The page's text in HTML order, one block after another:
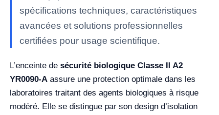
spécifications techniques, caractéristiques
avancées et solutions professionnelles
certifiées pour usage scientifique.
L’enceinte de sécurité biologique Classe II A2
YR0090-A assure une protection optimale dans les
laboratoires traitant des agents biologiques à risque
modéré. Elle se distingue par son design d’isolation